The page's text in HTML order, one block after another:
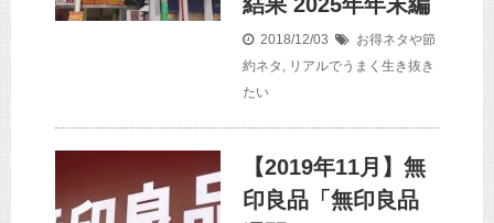
2018/12/03
お得ネタや節
約ネタ , リアルでうまく生き抜き
たい
【2019年11月】無
印良品「無印良品